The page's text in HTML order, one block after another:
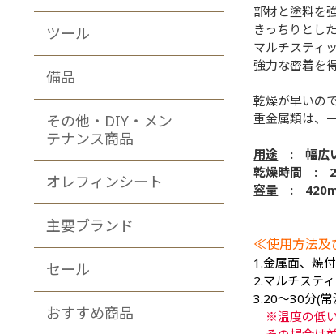
部材と塗料を
きっちりとし
マルチスティ
強力な密着を
乾燥が早いの
重金属類は、
用途 : 幅広い
乾燥時間 :
容量 :
≪使用方法及
1.金属面、焼
2.マルチステ
3.20～30分(常
※温度の低い
ツール
備品
その他・DIY・メン
テナンス商品
オレフィンシート
主要ブランド
セール
おすすめ商品